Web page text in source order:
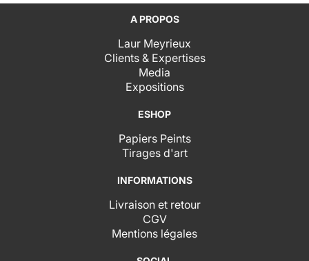
A PROPOS
Laur Meyrieux
Clients & Expertises
Media
Expositions
ESHOP
Papiers Peints
Tirages d'art
INFORMATIONS
Livraison et retour
CGV
Mentions légales